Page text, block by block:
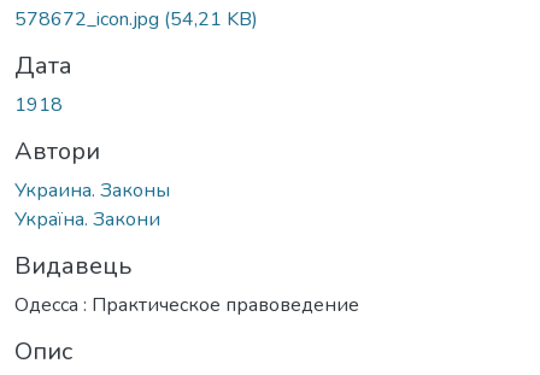
578672_icon.jpg (54,21 KB)
Дата
1918
Автори
Украина. Законы
Україна. Закони
Видавець
Одесса : Практическое правоведение
Опис